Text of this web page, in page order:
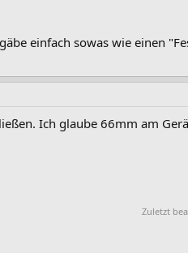
einfach sowas wie einen
Ich glaube 66mm am
Zuletzt